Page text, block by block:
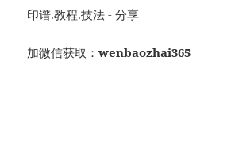
印谱.教程.技法 - 分享
加微信获取：wenbaozhai365